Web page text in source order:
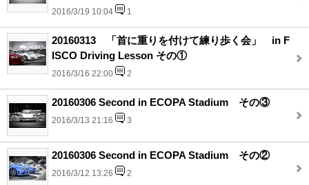
2016/3/19 10:04 1
20160313 「首に重りを付けて練り歩く会」 in F
ISCO Driving Lesson その①
2016/3/16 22:00 2
20160306 Second in ECOPA Stadium その③
2016/3/13 21:16 3
20160306 Second in ECOPA Stadium その②
2016/3/12 13:26 2